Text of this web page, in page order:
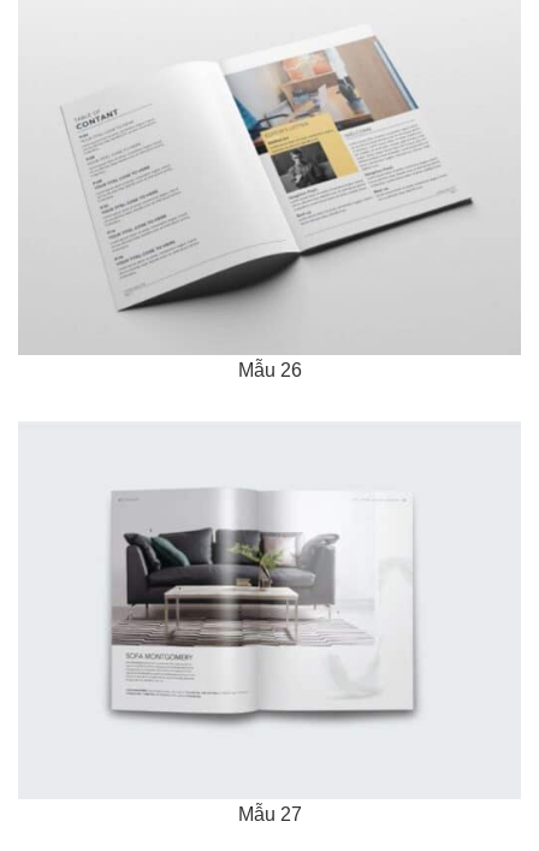
Mẫu 26
Mẫu 27